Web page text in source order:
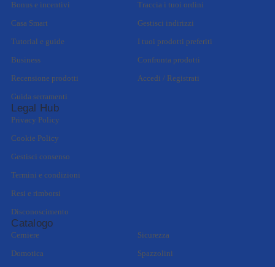
Bonus e incentivi
Casa Smart
Tutorial e guide
Business
Recensione prodotti
Guida serramenti
Traccia i tuoi ordini
Gestisci indirizzi
I tuoi prodotti preferiti
Confronta prodotti
Accedi / Registrati
Legal Hub
Privacy Policy
Cookie Policy
Gestisci consenso
Termini e condizioni
Resi e rimborsi
Disconoscimento
Catalogo
Cerniere
Domotica
Sicurezza
Spazzolini